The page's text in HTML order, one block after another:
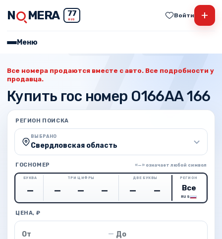
N MERA 77
RUS
Войти +
Меню
Все номера продаются вместе с авто. Все подробности у
продавца.
Купить гос номер О166АА 166
РЕГИОН ПОИСКА
ВЫБРАНО
Свердловская область
ГОСНОМЕР «—» означает любой символ
БУКВА ТРИ ЦИФРЫ ДВЕ БУКВЫ РЕГИОН
RUS
ЦЕНА, ₽
Цена от — Цена до